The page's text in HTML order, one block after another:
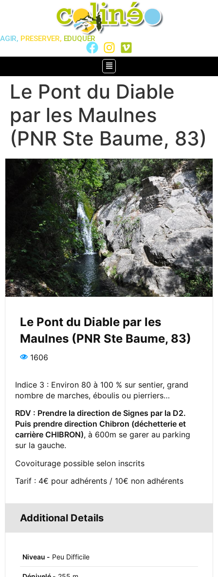
AGIR, PRESERVER, EDUQUER
Le Pont du Diable
par les Maulnes
(PNR Ste Baume, 83)
Le Pont du Diable par les
Maulnes (PNR Ste Baume, 83)
1606
Indice 3 : Environ 80 à 100 % sur sentier, grand
nombre de marches, éboulis ou pierriers…
RDV : Prendre la direction de Signes par la D2.
Puis prendre direction Chibron (déchetterie et
carrière CHIBRON), à 600m se garer au parking
sur la gauche.
Covoiturage possible selon inscrits
Tarif : 4€ pour adhérents / 10€ non adhérents
Additional Details
Niveau - Peu Difficile